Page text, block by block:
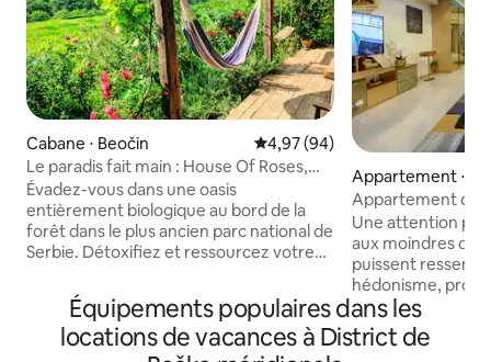
Cabane ⋅ Beočin Évaluation moyenne sur la
4,97 (94)
Le paradis fait main : House Of Roses,
chalet écologique
Évadez-vous dans une oasis
entièrement biologique au bord de la
forêt dans le plus ancien parc national de
Serbie. Détoxifiez et ressourcez votre
nature dans cette cabane faite à la main
avec amour et tous les matériaux
naturels et recyclés. Il est exempt de
rayonnement électrique (pas
Appartement ⋅
Appartement de
le centre de Novi
Une attention
aux moindres
puissent
hédonisme,
infrarouge, du
masseurs et
l'espace spa.
Équipements populaires dans les
locations de vacances à District de